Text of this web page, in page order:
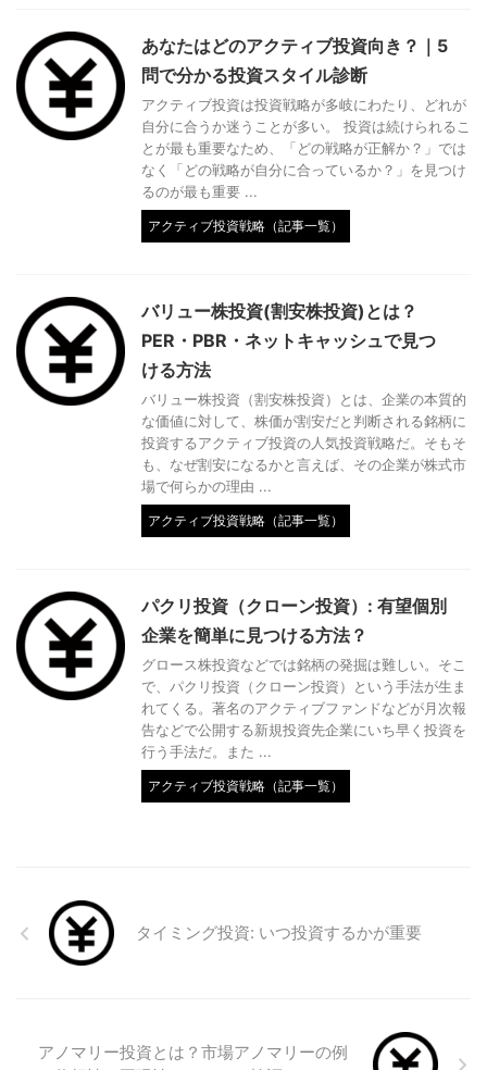
あなたはどのアクティブ投資向き？｜5
問で分かる投資スタイル診断
アクティブ投資は投資戦略が多岐にわたり、どれが
自分に合うか迷うことが多い。 投資は続けられるこ
とが最も重要なため、「どの戦略が正解か？」では
なく「どの戦略が自分に合っているか？」を見つけ
るのが最も重要 ...
アクティブ投資戦略（記事一覧）
バリュー株投資(割安株投資)とは？
PER・PBR・ネットキャッシュで見つ
ける方法
バリュー株投資（割安株投資）とは、企業の本質的
な価値に対して、株価が割安だと判断される銘柄に
投資するアクティブ投資の人気投資戦略だ。そもそ
も、なぜ割安になるかと言えば、その企業が株式市
場で何らかの理由 ...
アクティブ投資戦略（記事一覧）
パクリ投資（クローン投資）: 有望個別
企業を簡単に見つける方法？
グロース株投資などでは銘柄の発掘は難しい。そこ
で、パクリ投資（クローン投資）という手法が生ま
れてくる。著名のアクティブファンドなどが月次報
告などで公開する新規投資先企業にいち早く投資を
行う手法だ。また ...
アクティブ投資戦略（記事一覧）
タイミング投資: いつ投資するかが重要
アノマリー投資とは？市場アノマリーの例